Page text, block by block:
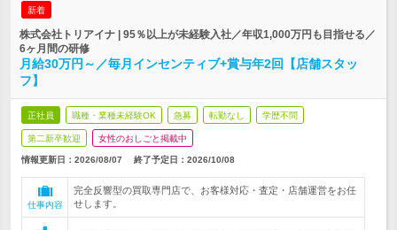
新着
株式会社トリアイナ | 95％以上が未経験入社／年収1,000万円も目指せる／
6ヶ月間の研修
月給30万円～／毎月インセンティブ+賞与年2回【店舗スタッ
フ】
正社員 職種・業種未経験OK 急募 転勤なし 学歴不問
第二新卒歓迎 女性のおしごと掲載中
情報更新日：2026/08/07 終了予定日： 2026/10/08
仕事内容
完全反響型の買取専門店で、お客様対応・査定・店舗運営をお任
せします。